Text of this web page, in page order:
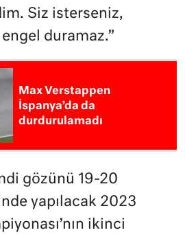
Siz isterseniz,
duramaz.”
Max Verstappen
İspanya’da da
durdurulamadı
gözünü 19-20
yapılacak 2023
ikinci